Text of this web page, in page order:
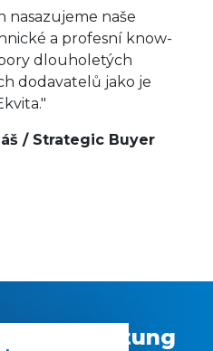
nasazujeme naše
a profesní know-
dlouholetých
dodavatelů jako je
/ Strategic Buyer
Bearbeitung